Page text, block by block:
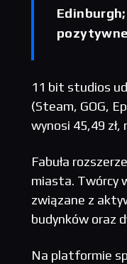
11 bit studios
(Steam, GOG,
wynosi 45,49
Fabuła
miasta. Twórcy
związane z
budynków oraz
Na platformie